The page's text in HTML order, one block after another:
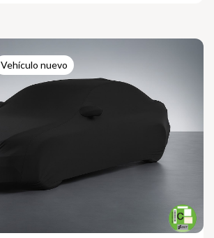
Vehículo nuevo